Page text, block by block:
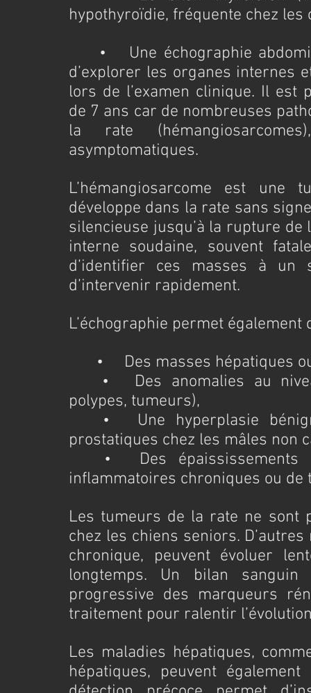
hypothyroïdie, fréquente chez les
d’explorer les organes internes
lors de l’examen clinique. Il est
de 7 ans car de nombreuses
la rate
asymptomatiques.
L’hémangiosarcome est une
développe dans la rate sans
silencieuse jusqu’à la rupture
interne soudaine, souvent
d’identifier ces masses à un
d’intervenir rapidement.
L’échographie permet également
•	Des masses hépatiques
polypes, tumeurs),
prostatiques chez les mâles non
inflammatoires chroniques ou de
Les tumeurs de la rate ne sont
chez les chiens seniors.
chronique, peuvent évoluer
longtemps. Un bilan
progressive des marqueurs
traitement pour ralentir
Les maladies hépatiques,
hépatiques, peuvent